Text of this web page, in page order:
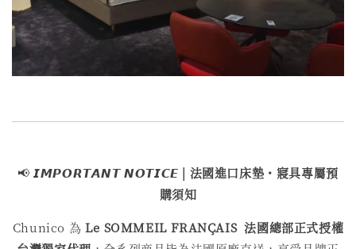
📢𝙄𝙈𝙋𝙊𝙍𝙏𝘼𝙉𝙏 𝙉𝙊𝙏𝙄𝘾𝙀 | 法國進口床墊・寢具專屬預
購須知
Chunico 為 Le SOMMEIL FRANÇAIS 法國總部正式授權